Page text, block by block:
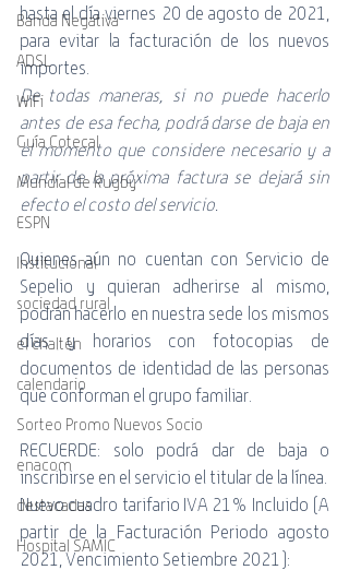
Banda Negativa
ADSL
WiFi
Guía Cotecal
Mundial de Rugby
ESPN
Institucional
sociedad rural
el chaltén
calendario
Sorteo Promo Nuevos Socio
enacom
destacadas
Hospital SAMIC
hasta el día viernes 20 de agosto de 2021,
para evitar la facturación de los nuevos
importes.
De todas maneras, si no puede hacerlo
antes de esa fecha, podrá darse de baja en
el momento que considere necesario y a
partir de la próxima factura se dejará sin
efecto el costo del servicio.
Quienes aún no cuentan con Servicio de
Sepelio y quieran adherirse al mismo,
podrán hacerlo en nuestra sede los mismos
días y horarios con fotocopias de
documentos de identidad de las personas
que conforman el grupo familiar.
RECUERDE: solo podrá dar de baja o
inscribirse en el servicio el titular de la línea.
Nuevo cuadro tarifario IVA 21% Incluido (A
partir de la Facturación Periodo agosto
2021, Vencimiento Setiembre 2021):